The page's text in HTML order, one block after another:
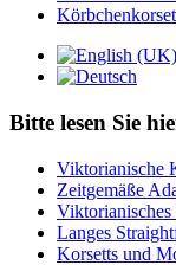
Bitte lesen Sie
Viktorianische
Zeitgemäße
Langes
Korsetts und